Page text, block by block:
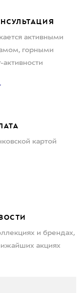
активными
горными
картой
и брендах,
акциях